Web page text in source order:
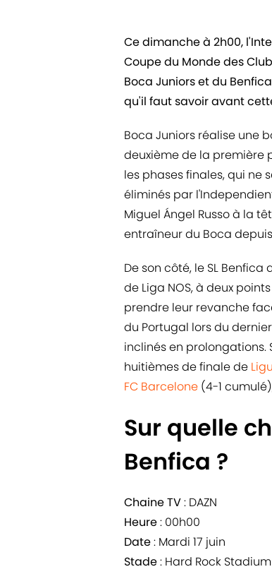
Ce dimanche à 2h00,
Coupe du Monde des
Boca Juniors et du
qu'il faut savoir avant
Boca Juniors réalise une
deuxième de la première
les phases finales, qui ne
éliminés par
Miguel Ángel Russo à la
entraîneur du Boca
De son côté, le SL
de Liga NOS, à deux
prendre leur revanche
du Portugal lors du
inclinés en prolongations.
huitièmes de finale de
FC Barcelone (4-1
Sur quelle
Benfica ?
Chaine TV: DAZN
Heure: 00h00
Date: Mardi 17 juin
Stade: Hard Rock Stadium